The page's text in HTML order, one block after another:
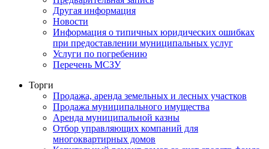
Другая информация
Новости
Информация о типичных юридических ошибках
при предоставлении муниципальных услуг
Услуги по погребению
Перечень МСЗУ
Торги
Продажа, аренда земельных и лесных участков
Продажа муниципального имущества
Аренда муниципальной казны
Отбор управляющих компаний для
многоквартирных домов